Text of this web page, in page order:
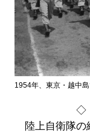
1954年、東京・越中
◇
陸上自衛隊の